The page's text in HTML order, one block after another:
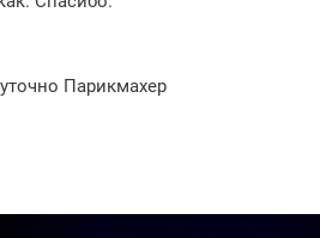
Парикмахер